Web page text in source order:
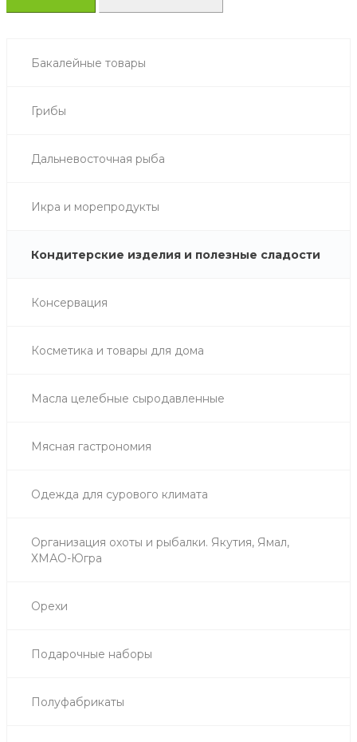
Бакалейные товары
Грибы
Дальневосточная рыба
Икра и морепродукты
Кондитерские изделия и полезные сладости
Консервация
Косметика и товары для дома
Масла целебные сыродавленные
Мясная гастрономия
Одежда для сурового климата
Организация охоты и рыбалки. Якутия, Ямал,
ХМАО-Югра
Орехи
Подарочные наборы
Полуфабрикаты